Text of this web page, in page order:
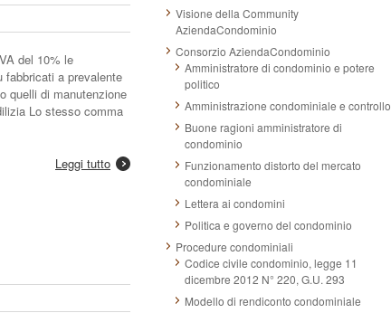
del 10% le
fabbricati a prevalente
quelli di manutenzione
Lo stesso comma
Leggi tutto
Visione della Community
AziendaCondominio
Consorzio AziendaCondominio
Amministratore di condominio e potere
politico
Amministrazione condominiale e controllo
Buone ragioni amministratore di
condominio
Funzionamento distorto del mercato
condominiale
Lettera ai condomini
Politica e governo del condominio
Procedure condominiali
Codice civile condominio, legge 11
dicembre 2012 N° 220, G.U. 293
Modello di rendiconto condominiale